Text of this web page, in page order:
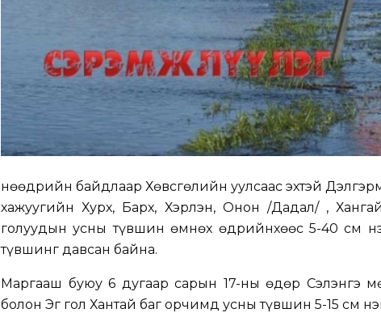
Өнөөдрийн байдлаар Хөвсгөлийн уулсаас эхтэй
хажуугийн Хурх, Барх, Хэрлэн, Онон /Дадал/ ,
голуудын усны түвшин өмнөх өдрийнхөөс 5-40 см
түвшинг давсан байна.
Маргааш буюу 6 дугаар сарын 17-ны өдөр Сэлэнгэ
болон Эг гол Хантай баг орчимд усны түвшин 5-15 см